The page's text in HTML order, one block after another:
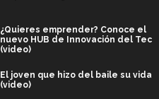
¿Quieres emprender? Conoce el
nuevo HUB de Innovación del Tec
(video)
El joven que hizo del baile su vida
(video)